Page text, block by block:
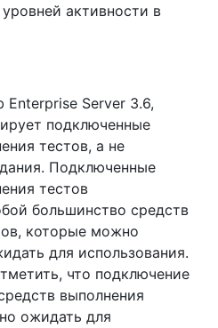
активности в
Enterprise Server 3.6,
подключенные
тестов, а не
Подключенные
тестов
большинство средств
которые можно
для использования.
что подключение
выполнения
ожидать для